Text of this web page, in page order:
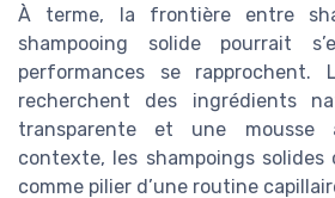
À terme, la frontière entre
shampooing solide pourrait
performances se rapprochent.
recherchent des ingrédients
transparente et une mousse
contexte, les shampoings
comme pilier d’une routine